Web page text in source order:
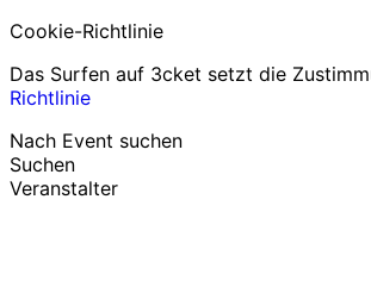
Cookie-Richtlinie
Das Surfen auf 3cket setzt die
Richtlinie
Nach Event suchen
Suchen
Veranstalter